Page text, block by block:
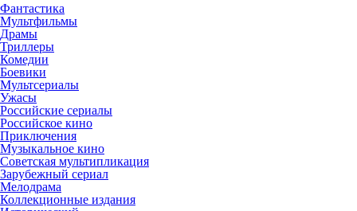
Фантастика
Мультфильмы
Драмы
Триллеры
Комедии
Боевики
Мультсериалы
Ужасы
Российские сериалы
Российское кино
Приключения
Музыкальное кино
Советская мультипликация
Зарубежный сериал
Мелодрама
Коллекционные издания